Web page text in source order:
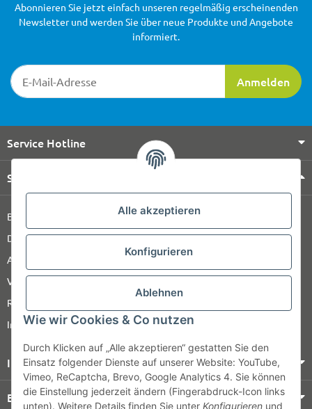
Alle akzeptieren
Konfigurieren
Ablehnen
Wie wir Cookies & Co nutzen
Durch Klicken auf „Alle akzeptieren“ gestatten Sie den
Einsatz folgender Dienste auf unserer Website: YouTube,
Vimeo, ReCaptcha, Brevo, Google Analytics 4. Sie können
die Einstellung jederzeit ändern (Fingerabdruck-Icon links
unten). Weitere Details finden Sie unter Konfigurieren und
Newsletter-Registrierung
Anmelden
Abonnieren Sie jetzt einfach unseren regelmäßig erscheinenden
Newsletter und werden Sie über neue Produkte und Angebote
informiert.
Service Hotline
Shop Service
Barrierefreiheitserklärung
Datenschutz
AGB
Versandinformationen
Retour
Impressum
Informationen
Bezahlung & Versand